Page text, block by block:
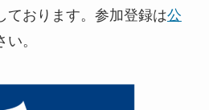
ております。参加登録は公
。